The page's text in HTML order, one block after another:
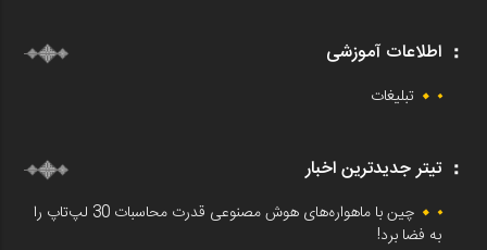
اطلاعات آموزشی
تبلیغات
تیتر جدیدترین اخبار
چین با ماهواره‌های هوش مصنوعی قدرت محاسبات 30 لپ‌تاپ را
به فضا برد!